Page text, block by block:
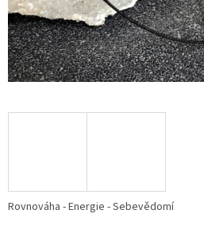
Rovnováha - Energie - Sebevědomí